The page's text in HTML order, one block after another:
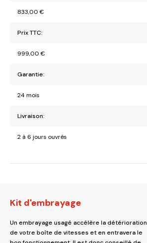
833,00 €
Prix TTC:
999,00 €
Garantie:
24 mois
Livraison:
2 à 6 jours ouvrés
Kit d'embrayage
Un embrayage usagé accélère la détérioration
de votre boîte de vitesses et en entravera le